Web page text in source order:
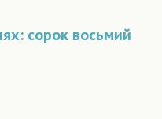
сорок восьмий